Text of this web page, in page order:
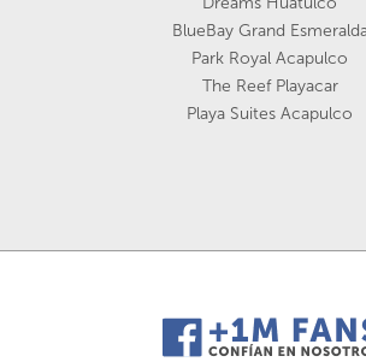
BlueBay Grand
Park Royal Acapulco
The Reef Playacar
Playa Suites Acapulco